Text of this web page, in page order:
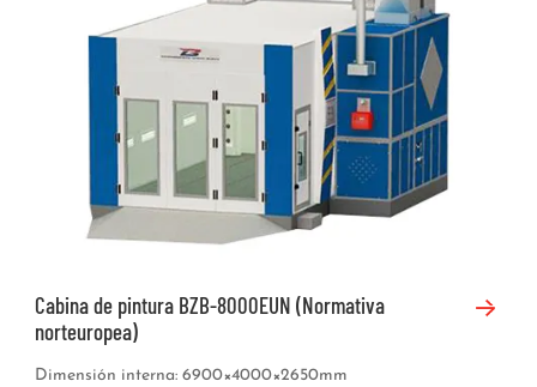
Cabina de pintura BZB-8000EUN (Normativa
norteuropea)
Dimensión interna: 6900×4000×2650mm